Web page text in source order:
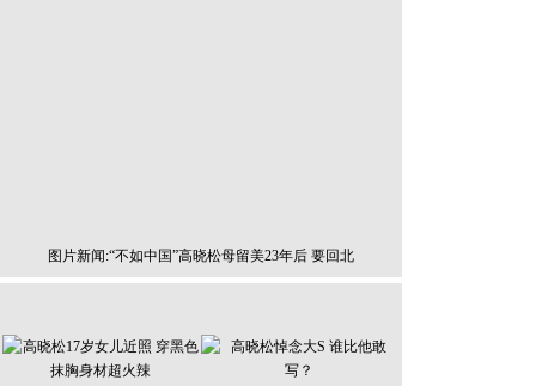
图片新闻:“不如中国”高晓松母留美23年后 要回北